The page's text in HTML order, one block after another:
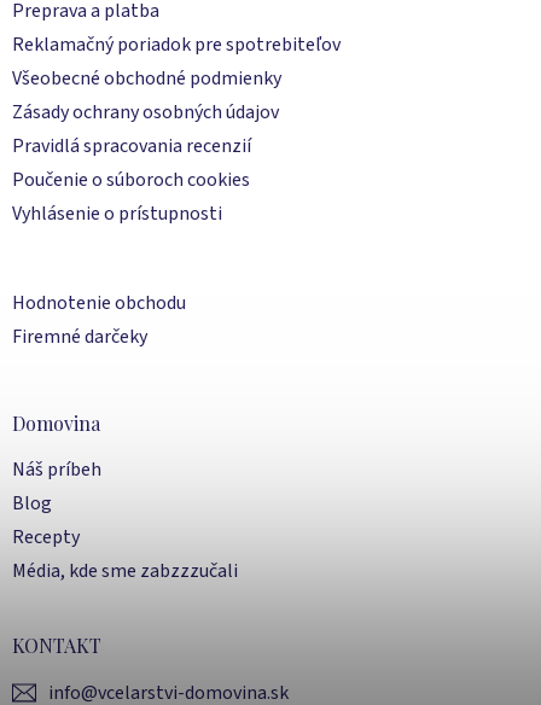
Preprava a platba
Reklamačný poriadok pre spotrebiteľov
Všeobecné obchodné podmienky
Zásady ochrany osobných údajov
Pravidlá spracovania recenzií
Poučenie o súboroch cookies
Vyhlásenie o prístupnosti
Hodnotenie obchodu
Firemné darčeky
Domovina
Náš príbeh
Blog
Recepty
Média, kde sme zabzzzučali
KONTAKT
info@vcelarstvi-domovina.sk